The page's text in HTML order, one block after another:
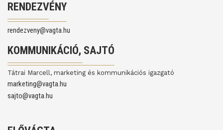
RENDEZVÉNY
rendezveny@vagta.hu
KOMMUNIKÁCIÓ, SAJTÓ
Tátrai Marcell, marketing és kommunikációs igazgató
marketing@vagta.hu
sajto@vagta.hu